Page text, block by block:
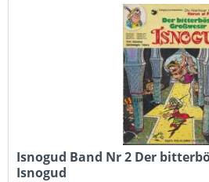
Isnogud Band Nr 2 Der
Isnogud